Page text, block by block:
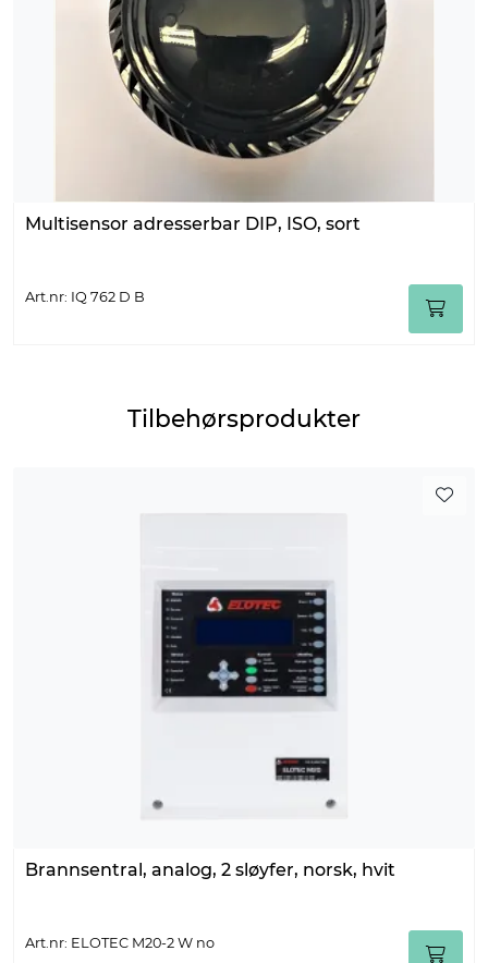
Multisensor adresserbar DIP, ISO, sort
Art.nr: IQ 762 D B
Tilbehørsprodukter
Brannsentral, analog, 2 sløyfer, norsk, hvit
Art.nr: ELOTEC M20-2 W no